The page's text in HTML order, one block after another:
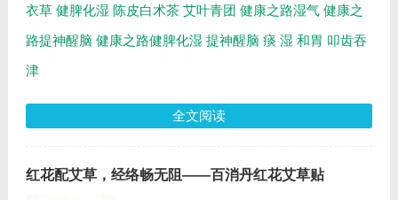
衣草 健脾化湿 陈皮白术茶 艾叶青团 健康之路湿气 健康之
路提神醒脑 健康之路健脾化湿 提神醒脑 痰 湿 和胃 叩齿吞
津
全文阅读
红花配艾草，经络畅无阻——百消丹红花艾草贴